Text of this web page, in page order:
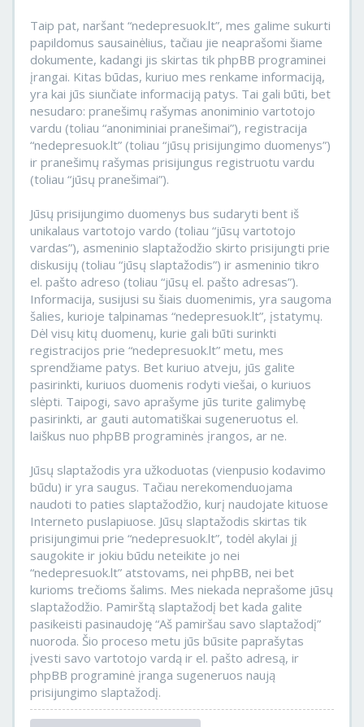
Taip pat, naršant “nedepresuok.lt”, mes galime sukurti
papildomus sausainėlius, tačiau jie neaprašomi šiame
dokumente, kadangi jis skirtas tik phpBB programinei
įrangai. Kitas būdas, kuriuo mes renkame informaciją,
yra kai jūs siunčiate informaciją patys. Tai gali būti, bet
nesudaro: pranešimų rašymas anoniminio vartotojo
vardu (toliau “anoniminiai pranešimai”), registracija
“nedepresuok.lt” (toliau “jūsų prisijungimo duomenys”)
ir pranešimų rašymas prisijungus registruotu vardu
(toliau “jūsų pranešimai”).
Jūsų prisijungimo duomenys bus sudaryti bent iš
unikalaus vartotojo vardo (toliau “jūsų vartotojo
vardas”), asmeninio slaptažodžio skirto prisijungti prie
diskusijų (toliau “jūsų slaptažodis”) ir asmeninio tikro
el. pašto adreso (toliau “jūsų el. pašto adresas”).
Informacija, susijusi su šiais duomenimis, yra saugoma
šalies, kurioje talpinamas “nedepresuok.lt”, įstatymų.
Dėl visų kitų duomenų, kurie gali būti surinkti
registracijos prie “nedepresuok.lt” metu, mes
sprendžiame patys. Bet kuriuo atveju, jūs galite
pasirinkti, kuriuos duomenis rodyti viešai, o kuriuos
slėpti. Taipogi, savo aprašyme jūs turite galimybę
pasirinkti, ar gauti automatiškai sugeneruotus el.
laiškus nuo phpBB programinės įrangos, ar ne.
Jūsų slaptažodis yra užkoduotas (vienpusio kodavimo
būdu) ir yra saugus. Tačiau nerekomenduojama
naudoti to paties slaptažodžio, kurį naudojate kituose
Interneto puslapiuose. Jūsų slaptažodis skirtas tik
prisijungimui prie “nedepresuok.lt”, todėl akylai jį
saugokite ir jokiu būdu neteikite jo nei
“nedepresuok.lt” atstovams, nei phpBB, nei bet
kurioms trečioms šalims. Mes niekada neprašome jūsų
slaptažodžio. Pamirštą slaptažodį bet kada galite
pasikeisti pasinaudoję “Aš pamiršau savo slaptažodį”
nuoroda. Šio proceso metu jūs būsite paprašytas
įvesti savo vartotojo vardą ir el. pašto adresą, ir
phpBB programinė įranga sugeneruos naują
prisijungimo slaptažodį.